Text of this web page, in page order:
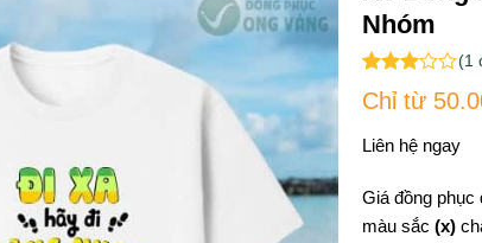
Nhóm
3.00
trên 5
trên
1
(1
Chỉ từ
Liên hệ ngay
Giá đồng
màu sắc(x)